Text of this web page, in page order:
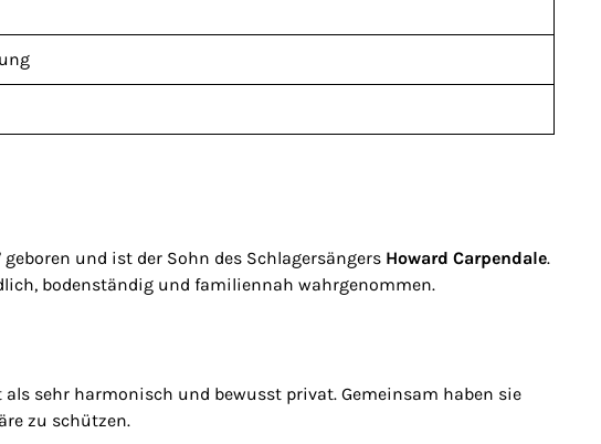
geboren und ist der Sohn des Schlagersängers Howard Carpendale.
bodenständig und familiennah wahrgenommen.
als sehr harmonisch und bewusst privat. Gemeinsam haben sie
zu schützen.